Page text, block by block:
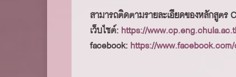
สามารถติดตามรายละเอียดของหลักสูตร
เว็บไซต์:https://
facebook:https://